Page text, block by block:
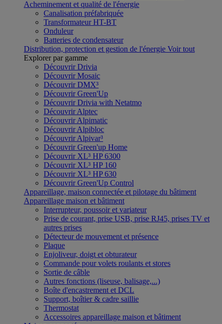
Acheminement et qualité de l'énergie
Canalisation préfabriquée
Transformateur HT-BT
Onduleur
Batteries de condensateur
Distribution, protection et gestion de l'énergie Voir tout
Explorer par gamme
Découvrir Drivia
Découvrir Mosaic
Découvrir DMX³
Découvrir Green'Up
Découvrir Drivia with Netatmo
Découvrir Alptec
Découvrir Alpimatic
Découvrir Alpibloc
Découvrir Alpivar³
Découvrir Green'up Home
Découvrir XL³ HP 6300
Découvrir XL³ HP 160
Découvrir XL³ HP 630
Découvrir Green'Up Control
Appareillage, maison connectée et pilotage du bâtiment
Appareillage maison et bâtiment
Interrupteur, poussoir et variateur
Prise de courant, prise USB, prise RJ45, prises TV et
autres prises
Détecteur de mouvement et présence
Plaque
Enjoliveur, doigt et obturateur
Commande pour volets roulants et stores
Sortie de câble
Autres fonctions (liseuse, balisage,...)
Boîte d'encastrement et DCL
Support, boîtier & cadre saillie
Thermostat
Accessoires appareillage maison et bâtiment